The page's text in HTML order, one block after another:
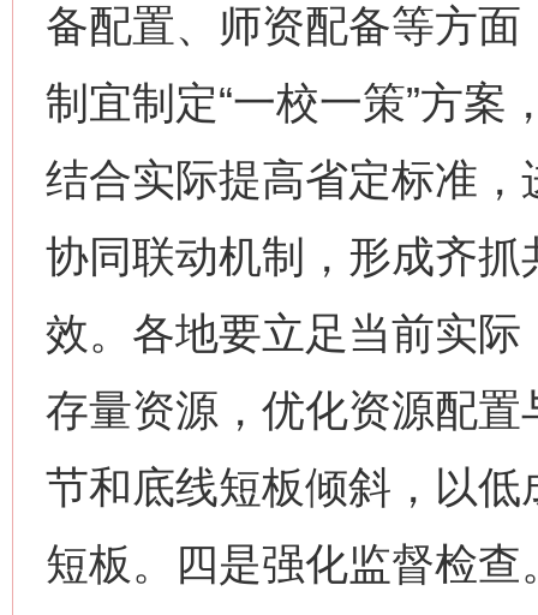
备配置、师资配备等方
制宜制定“一校一策”方案
结合实际提高省定标准
协同联动机制，形成齐
效。各地要立足当前实
存量资源，优化资源配
节和底线短板倾斜，以
短板。四是强化监督检
网上购药对药下症？